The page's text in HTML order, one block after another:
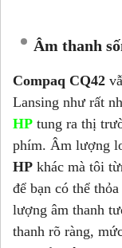
Âm thanh
Compaq CQ42
Lansing như rất
HP tung ra thị
phím. Âm lượng
HP khác mà tôi
để bạn có thể
lượng âm thanh
thanh rõ ràng,